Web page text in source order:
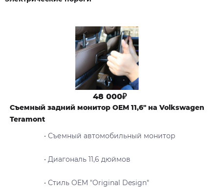
48 000₽
Съемный задний монитор OEM 11,6" на Volkswagen
Teramont
• Съемный автомобильный монитор
• Диагональ 11,6 дюймов
• Стиль OEM "Original Design"